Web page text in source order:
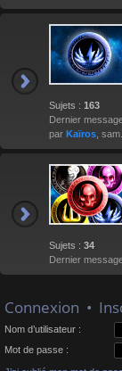
Sujets : 163
Dernier
par Kaïros ,
Sujets : 34
Dernier
Connexion •
Nom d’utilisateur :
Mot de passe :